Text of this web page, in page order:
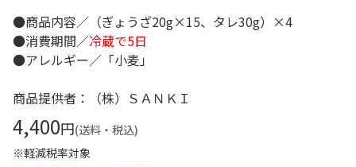
●商品内容／（ぎょうざ20g×15、タレ30g）×4
●消費期間／冷蔵で5日
●アレルギー／「小麦」
商品提供者：（株）ＳＡＮＫＩ
4,400円(送料・税込)
※軽減税率対象